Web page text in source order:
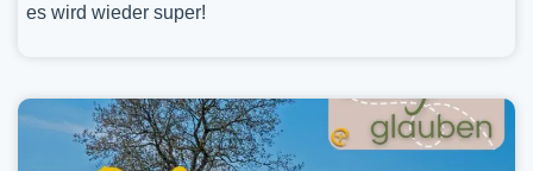
es wird wieder super!